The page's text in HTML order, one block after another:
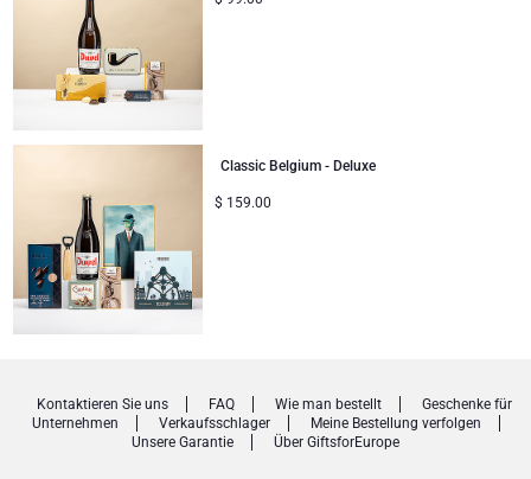
Classic Belgium - Deluxe
$ 159.00
Kontaktieren Sie uns FAQ Wie man bestellt
Geschenke für
Unternehmen
Verkaufsschlager
Meine Bestellung verfolgen
Unsere Garantie
Über GiftsforEurope